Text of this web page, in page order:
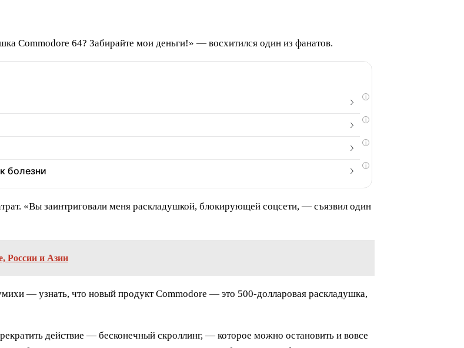
Commodore 64? Забирайте мои деньги!» — восхитился один из фанатов.
i
i
i
i
болезни
«Вы заинтриговали меня раскладушкой, блокирующей соцсети, — съязвил один
России и Азии
— узнать, что новый продукт Commodore — это 500-долларовая раскладушка,
действие — бесконечный скроллинг, — которое можно остановить и вовсе